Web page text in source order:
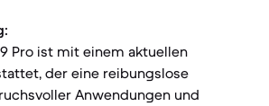
Pro ist mit einem aktuellen
der eine reibungslose
Anwendungen und